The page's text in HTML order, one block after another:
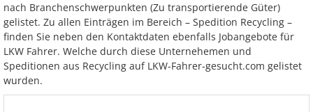
nach Branchenschwerpunkten (Zu transportierende Güter)
gelistet. Zu allen Einträgen im Bereich – Spedition Recycling –
finden Sie neben den Kontaktdaten ebenfalls Jobangebote für
LKW Fahrer. Welche durch diese Unternehemen und
Speditionen aus Recycling auf LKW-Fahrer-gesucht.com gelistet
wurden.